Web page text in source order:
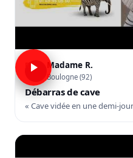
Madame R.
Boulogne (92)
Débarras de cave
« Cave vidée en une demi-